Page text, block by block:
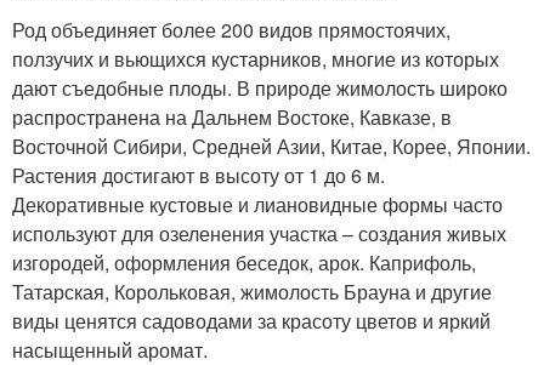
Род объединяет более 200 видов прямостоячих,
ползучих и вьющихся кустарников, многие из которых
дают съедобные плоды. В природе жимолость широко
распространена на Дальнем Востоке, Кавказе, в
Восточной Сибири, Средней Азии, Китае, Корее, Японии.
Растения достигают в высоту от 1 до 6 м.
Декоративные кустовые и лиановидные формы часто
используют для озеленения участка – создания живых
изгородей, оформления беседок, арок. Каприфоль,
Татарская, Корольковая, жимолость Брауна и другие
виды ценятся садоводами за красоту цветов и яркий
насыщенный аромат.